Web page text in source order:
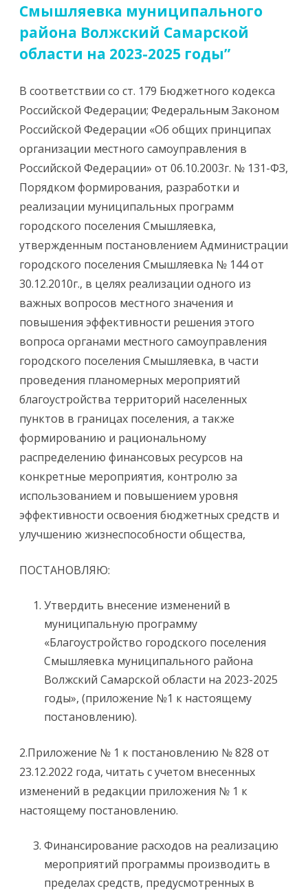
Смышляевка муниципального
района Волжский Самарской
области на 2023-2025 годы”
В соответствии со ст. 179 Бюджетного кодекса
Российской Федерации; Федеральным Законом
Российской Федерации «Об общих принципах
организации местного самоуправления в
Российской Федерации» от 06.10.2003г. № 131-ФЗ,
Порядком формирования, разработки и
реализации муниципальных программ
городского поселения Смышляевка,
утвержденным постановлением Администрации
городского поселения Смышляевка № 144 от
30.12.2010г., в целях реализации одного из
важных вопросов местного значения и
повышения эффективности решения этого
вопроса органами местного самоуправления
городского поселения Смышляевка, в части
проведения планомерных мероприятий
благоустройства территорий населенных
пунктов в границах поселения, а также
формированию и рациональному
распределению финансовых ресурсов на
конкретные мероприятия, контролю за
использованием и повышением уровня
эффективности освоения бюджетных средств и
улучшению жизнеспособности общества,
ПОСТАНОВЛЯЮ:
Утвердить внесение изменений в
муниципальную программу
«Благоустройство городского поселения
Смышляевка муниципального района
Волжский Самарской области на 2023-2025
годы», (приложение №1 к настоящему
постановлению).
2.Приложение № 1 к постановлению № 828 от
23.12.2022 года, читать с учетом внесенных
изменений в редакции приложения № 1 к
настоящему постановлению.
Финансирование расходов на реализацию
мероприятий программы производить в
пределах средств, предусмотренных в